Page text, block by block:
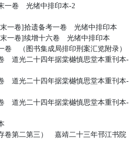
一卷 光绪中排印本-2
一卷]拾遗备考一卷 光绪中排印本
一卷]续增十六卷 光绪中排印本
卷 （图书集成局排印刑案汇览附录）
道光二十四年据棠樾慎思堂本重刊本-
道光二十四年据棠樾慎思堂本重刊本-
道光二十四年据棠樾慎思堂本重刊本-
卷第二第三） 嘉靖二十三年邗江书院